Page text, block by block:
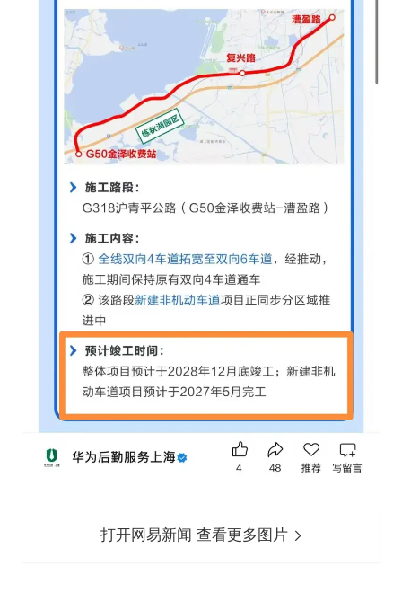
打开网易新闻 查看更多图片